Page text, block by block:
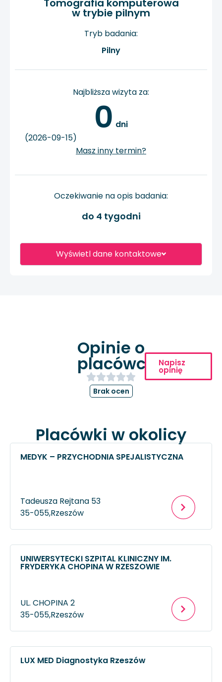
Wyświetl dane kontaktowe
Tomografia komputerowa
w trybie pilnym
Tryb badania:
Pilny
Najbliższa wizyta za:
0 dni
(2026-09-15)
Masz inny termin?
Oczekiwanie na opis badania:
do 4 tygodni
Opinie o
placówce
Brak ocen
Napisz
opinię
Placówki w okolicy
MEDYK – PRZYCHODNIA SPEJALISTYCZNA
Tadeusza Rejtana 53
35-055,Rzeszów
UNIWERSYTECKI SZPITAL KLINICZNY IM.
FRYDERYKA CHOPINA W RZESZOWIE
UL. CHOPINA 2
35-055,Rzeszów
LUX MED Diagnostyka Rzeszów